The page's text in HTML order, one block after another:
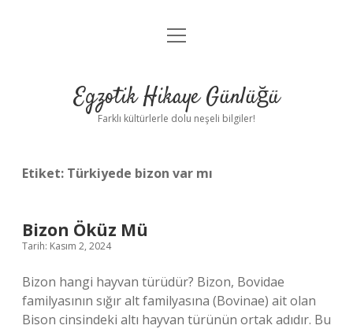
Anasayfa
Yasal Uyarı
menüyü
Egzotik Hikaye Günlüğü
Farklı kültürlerle dolu neşeli bilgiler!
Etiket: Türkiyede bizon var mı
Bizon Öküz Mü
Tarih: Kasım 2, 2024
Bizon hangi hayvan türüdür? Bizon, Bovidae
familyasının sığır alt familyasına (Bovinae) ait olan
Bison cinsindeki altı hayvan türünün ortak adıdır. Bu